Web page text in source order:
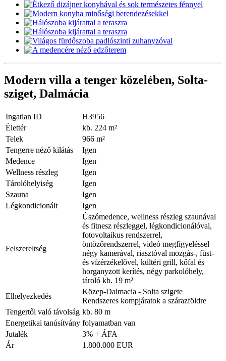
Modern villa a tenger közelében, Solta-
sziget, Dalmácia
Ingatlan ID
H3956
Élettér
kb. 224 m²
Telek
966 m²
Tengerre néző kilátás
Igen
Medence
Igen
Wellness részleg
Igen
Tárolóhelyiség
Igen
Szauna
Igen
Légkondicionált
Igen
Felszereltség
Úszómedence, wellness részleg szaunával
és fitnesz részleggel, légkondicionálóval,
fotovoltaikus rendszerrel,
öntözőrendszerrel, videó megfigyeléssel
négy kamerával, riasztóval mozgás-, füst-
és vízérzékelővel, kültéri grill, kőfal és
horganyzott kerítés, négy parkolóhely,
tároló kb. 19 m²
Elhelyezkedés
Közep-Dalmacia - Solta szigete
Rendszeres kompjáratok a szárazföldre
Tengertől való távolság kb. 80 m
Energetikai tanúsítvány folyamatban van
Jutalék
3% + ÁFA
Ár
1.800.000 EUR